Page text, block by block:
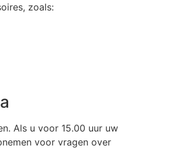
zoals:
Als u voor 15.00 uur uw
voor vragen over